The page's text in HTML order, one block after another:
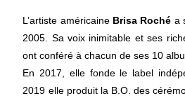
L’artiste américaine Brisa Roché a
2005. Sa voix inimitable et ses
ont conféré à chacun de ses 10
En 2017, elle fonde le label
2019 elle produit la B.O. des